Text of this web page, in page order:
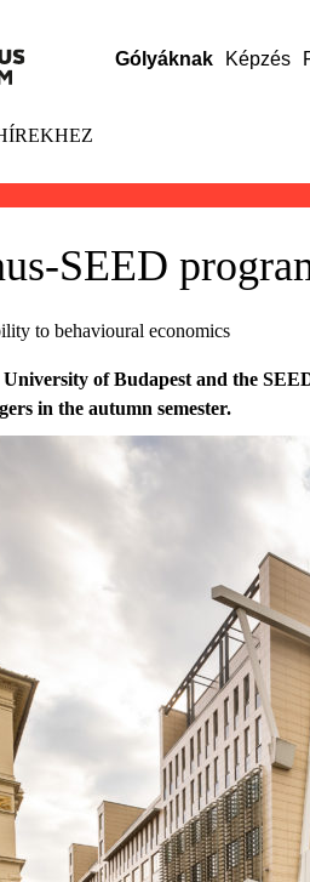
Gólyáknak Képzés
SEED
to behavioural economics
of Budapest and the
in the autumn semester.